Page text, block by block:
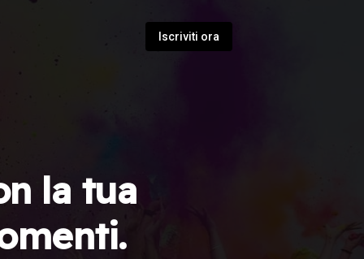
Iscriviti ora
la tua